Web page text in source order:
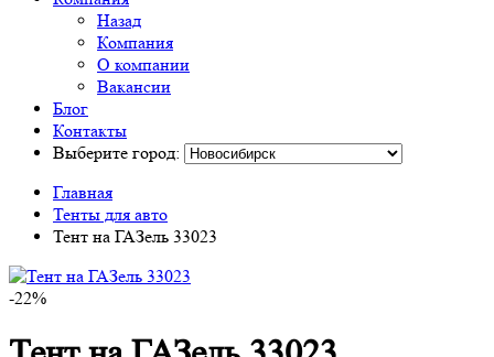
Назад
Компания
О компании
Вакансии
Блог
Контакты
Выберите город:
Главная
Тенты для авто
Тент на ГАЗель 33023
-22%